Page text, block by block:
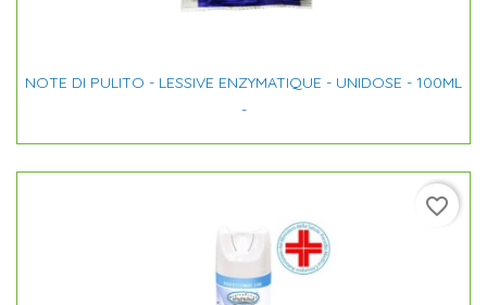
NOTE DI PULITO - LESSIVE ENZYMATIQUE - UNIDOSE - 100ML
-
favorite_border